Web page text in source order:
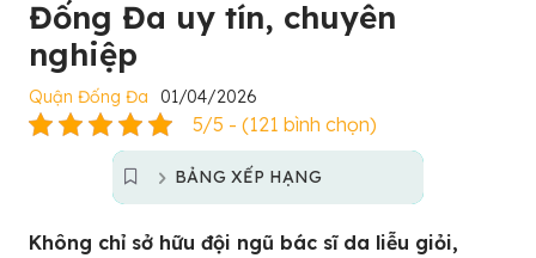
Đống Đa uy tín, chuyên
nghiệp
Quận Đống Đa 01/04/2026
5/5 - (121 bình chọn)
BẢNG XẾP HẠNG
Không chỉ sở hữu đội ngũ bác sĩ da liễu giỏi,